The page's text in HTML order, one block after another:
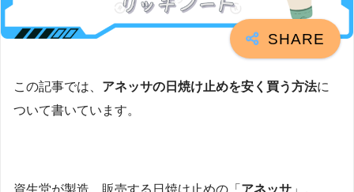
この記事では、 アネッサの日焼け止めを安く買う方法に
ついて書いています。
資生堂が製造、販売する日焼け止めの「 アネッサ 」。